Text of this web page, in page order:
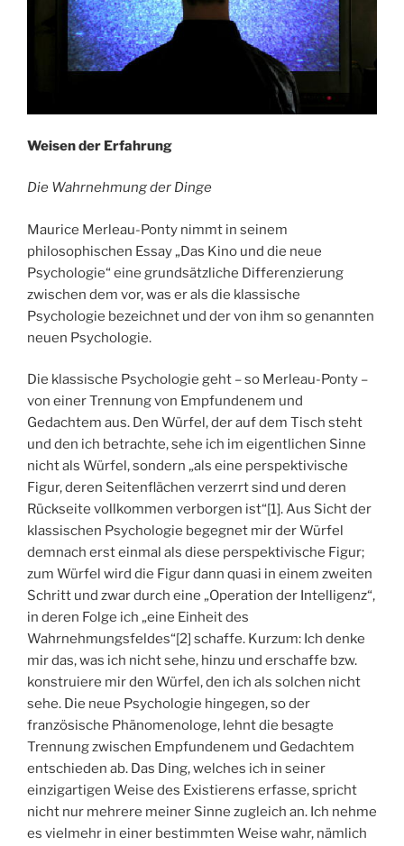
Weisen der Erfahrung
Die Wahrnehmung der Dinge
Maurice Merleau-Ponty nimmt in seinem
philosophischen Essay „Das Kino und die neue
Psychologie“ eine grundsätzliche Differenzierung
zwischen dem vor, was er als die klassische
Psychologie bezeichnet und der von ihm so genannten
neuen Psychologie.
Die klassische Psychologie geht – so Merleau-Ponty –
von einer Trennung von Empfundenem und
Gedachtem aus. Den Würfel, der auf dem Tisch steht
und den ich betrachte, sehe ich im eigentlichen Sinne
nicht als Würfel, sondern „als eine perspektivische
Figur, deren Seitenflächen verzerrt sind und deren
Rückseite vollkommen verborgen ist“[1]. Aus Sicht der
klassischen Psychologie begegnet mir der Würfel
demnach erst einmal als diese perspektivische Figur;
zum Würfel wird die Figur dann quasi in einem zweiten
Schritt und zwar durch eine „Operation der Intelligenz“,
in deren Folge ich „eine Einheit des
Wahrnehmungsfeldes“[2] schaffe. Kurzum: Ich denke
mir das, was ich nicht sehe, hinzu und erschaffe bzw.
konstruiere mir den Würfel, den ich als solchen nicht
sehe. Die neue Psychologie hingegen, so der
französische Phänomenologe, lehnt die besagte
Trennung zwischen Empfundenem und Gedachtem
entschieden ab. Das Ding, welches ich in seiner
einzigartigen Weise des Existierens erfasse, spricht
nicht nur mehrere meiner Sinne zugleich an. Ich nehme
es vielmehr in einer bestimmten Weise wahr, nämlich